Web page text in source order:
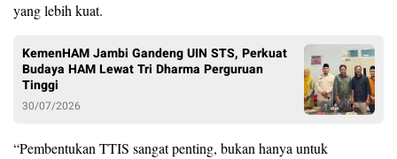
yang lebih kuat.
KemenHAM Jambi Gandeng UIN STS, Perkuat
Budaya HAM Lewat Tri Dharma Perguruan
Tinggi
30/07/2026
“Pembentukan TTIS sangat penting, bukan hanya untuk